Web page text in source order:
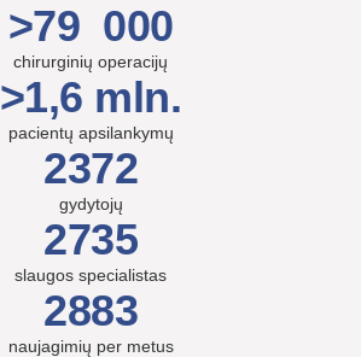
>79 000
chirurginių operacijų
>1,6 mln.
pacientų apsilankymų
2372
gydytojų
2735
slaugos specialistas
2883
naujagimių per metus